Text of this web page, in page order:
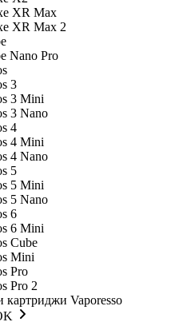
XR Max
XR Max 2
Nano Pro
3
3 Mini
3 Nano
4
4 Mini
4 Nano
5
5 Mini
5 Nano
6
6 Mini
Cube
Mini
Pro
Pro 2
картриджи Vaporesso